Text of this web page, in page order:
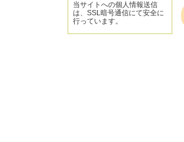
当サイトへの個人情報送信
は、SSL暗号通信にて安全に
行っています。